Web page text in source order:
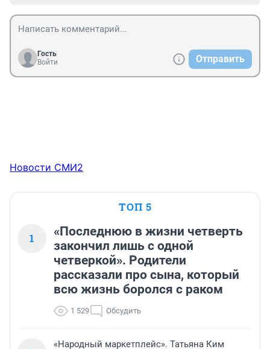
Гость
Войти
Отправить
Новости СМИ2
ТОП 5
1
«Последнюю в жизни четверть
закончил лишь с одной
четверкой». Родители
рассказали про сына, который
всю жизнь боролся с раком
1 529 Обсудить
«Народный маркетплейс». Татьяна Ким